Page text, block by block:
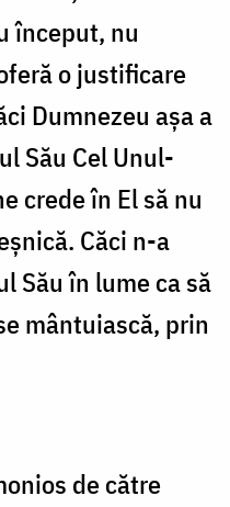
început, nu
o justificare
Dumnezeu aşa a
Său Cel Unul-
crede în El să nu
Căci n-a
Său în lume ca să
mântuiască, prin
de către